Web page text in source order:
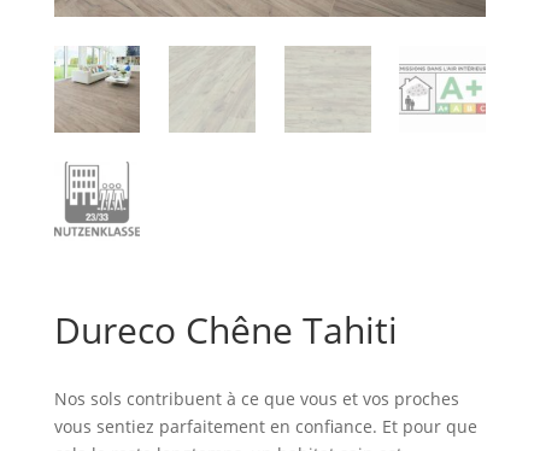
Dureco Chêne Tahiti
Nos sols contribuent à ce que vous et vos proches
vous sentiez parfaitement en confiance. Et pour que